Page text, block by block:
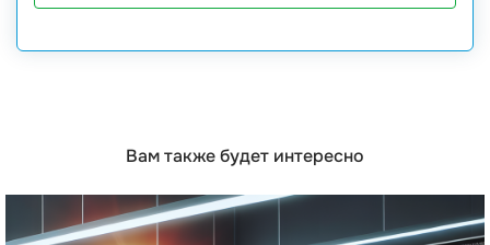
Вам также будет интересно